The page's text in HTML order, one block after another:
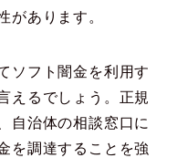
があります。
ソフト闇金を利用す
えるでしょう。正規
自治体の相談窓口に
を調達することを強